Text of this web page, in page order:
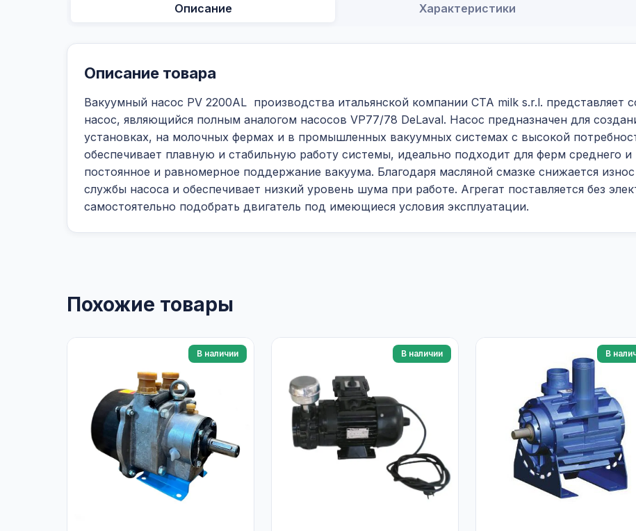
Описание Характеристики
Описание товара
Вакуумный насос PV 2200АL производства итальянской компании CTA milk s.r.l.
насос, являющийся полным аналогом насосов VP77/78 DeLaval. Насос предназначен для
установках, на молочных фермах и в промышленных вакуумных системах с высокой
обеспечивает плавную и стабильную работу системы, идеально подходит для ферм среднего и
постоянное и равномерное поддержание вакуума. Благодаря масляной смазке снижается
службы насоса и обеспечивает низкий уровень шума при работе. Агрегат поставляется без
самостоятельно подобрать двигатель под имеющиеся условия эксплуатации.
Похожие товары
В наличии В наличии В